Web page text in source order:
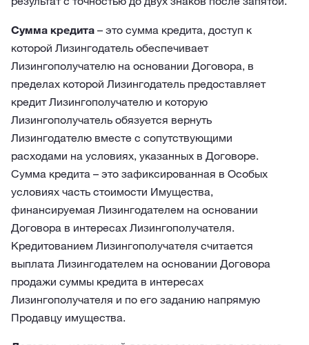
Сумма кредита – это сумма кредита, доступ к
которой Лизингодатель обеспечивает
Лизингополучателю на основании Договора, в
пределах которой Лизингодатель предоставляет
кредит Лизингополучателю и которую
Лизингополучатель обязуется вернуть
Лизингодателю вместе с сопутствующими
расходами на условиях, указанных в Договоре.
Сумма кредита – это зафиксированная в Особых
условиях часть стоимости Имущества,
финансируемая Лизингодателем на основании
Договора в интересах Лизингополучателя.
Кредитованием Лизингополучателя считается
выплата Лизингодателем на основании Договора
продажи суммы кредита в интересах
Лизингополучателя и по его заданию напрямую
Продавцу имущества.